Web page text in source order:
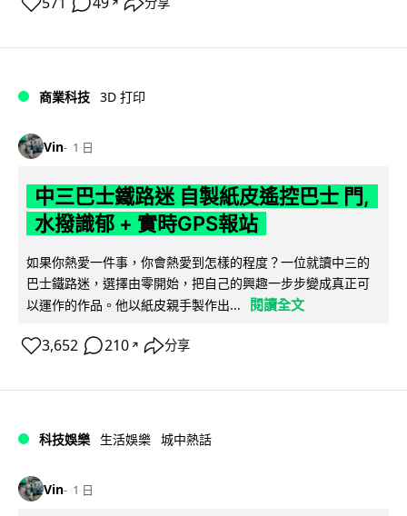
商業科技 3D 打印
Vin 1 日
中三巴士鐵路迷 自製紙皮遙控巴士 門,
水撥識郁 + 實時GPS報站
如果你熱愛一件事，你會熱愛到怎樣的程度？一位就讀中三的
巴士鐵路迷，選擇由零開始，把自己的興趣一步步變成真正可
以運作的作品。他以紙皮親手製作出...
閱讀全文
3,652 210 ↗ 分享
科技娛樂 生活娛樂 城中熱話
Vin 1 日